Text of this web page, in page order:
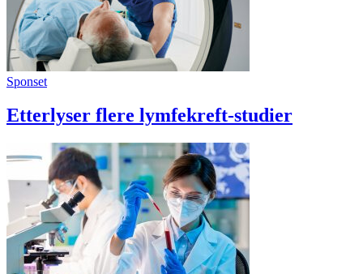
Sponset
Etterlyser flere lymfekreft-studier